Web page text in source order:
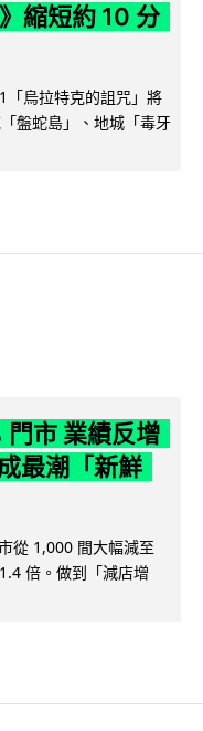
縮短約 10 分
「烏拉特克的詛咒」將
盤蛇島」、地城「毒牙
門市 業績反增
最潮「新鮮
從 1,000 間大幅減至
倍。做到「減店增